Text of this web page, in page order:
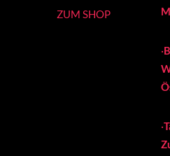
ZUM SHOP
·
·